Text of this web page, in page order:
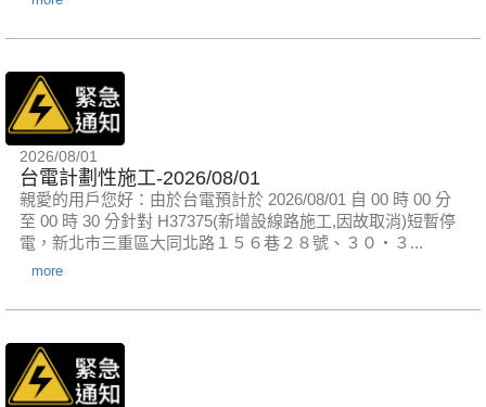
2026/08/01
台電計劃性施工-2026/08/01
親愛的用戶您好：由於台電預計於 2026/08/01 自 00 時 00 分
至 00 時 30 分針對 H37375(新增設線路施工,因故取消)短暫停
電，新北市三重區大同北路１５６巷２８號、３０‧３...
more